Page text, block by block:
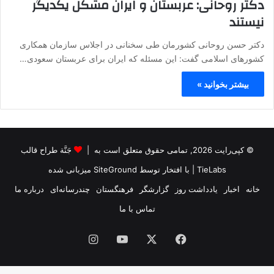
دکتر روحانی: عربستان و ایران مشکل یکدیگر
نیستند
دکتر حسن روحانی کشورمان طی سخنانی در اجلاس سازمان همکاری
کشورهای اسلامی گفت: این مسئله که ایران برای عربستان سعودی…
بیشتر بخوانید »
© کپی‌رایت 2026, تمامی حقوق متعلق است به |
جَنَّة طراح قالب
TieLabs | با افتخار توسط SiteGround میزبانی شده
خانه
اخبار یادداشت روز گزارشگر فرهنگستان چندرسانه‌ای
درباره ما
تماس با ما
فیس
بوک
یوتیوب